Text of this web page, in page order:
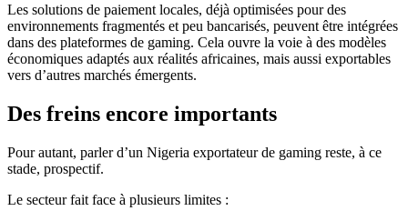
Les solutions de paiement locales, déjà optimisées pour des
environnements fragmentés et peu bancarisés, peuvent être intégrées
dans des plateformes de gaming. Cela ouvre la voie à des modèles
économiques adaptés aux réalités africaines, mais aussi exportables
vers d’autres marchés émergents.
Des freins encore importants
Pour autant, parler d’un Nigeria exportateur de gaming reste, à ce
stade, prospectif.
Le secteur fait face à plusieurs limites :